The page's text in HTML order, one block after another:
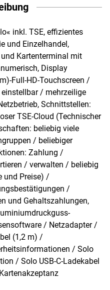
inkl. TSE, effizientes
und Einzelhandel,
Kartenterminal mit
Display
Full-HD-Touchscreen /
/ mehrzeilige
Schnittstellen:
TSE-Cloud (Technischer
beliebig viele
/ beliebiger
Zahlung /
/ verwalten / beliebig
und Preise) /
/
und Gehaltszahlungen,
/ Netzadapter /
(1,2 m) /
/ Solo
/ Solo USB-C-Ladekabel